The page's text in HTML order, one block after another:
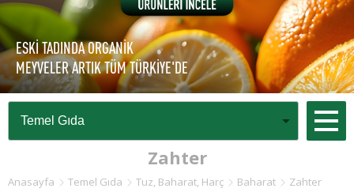
ESKİ TADINDA ORGANİK
MEYVELER ARTIK TÜM TÜRKİYE'DE
Zahter
Anasayfa Temel Gıda Tuz, Baharat, Harç Baharat Zahter